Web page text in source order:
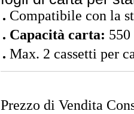
Compatibile con la
Capacità carta:
Max. 2 cassetti per
Prezzo di Vendita